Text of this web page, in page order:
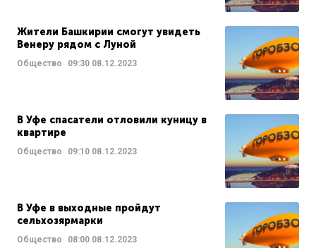
Жители Башкирии смогут увидеть
Венеру рядом с Луной
Общество 09:30 08.12.2023
В Уфе спасатели отловили куницу в
квартире
Общество 09:10 08.12.2023
В Уфе в выходные пройдут
сельхозярмарки
Общество 08:00 08.12.2023